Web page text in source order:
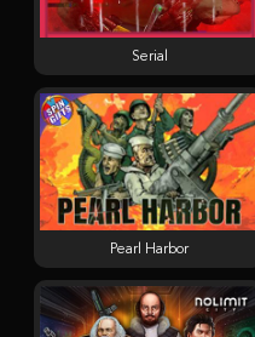
Serial
Pearl Harbor